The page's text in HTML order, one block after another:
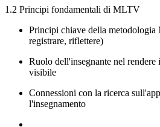
1.2 Principi fondamentali di MLTV
Principi chiave della metodologia
registrare, riflettere)
Ruolo dell'insegnante nel rendere
visibile
Connessioni con la ricerca
l'insegnamento